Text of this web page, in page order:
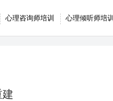
心理咨询师培训 心理倾听师培训